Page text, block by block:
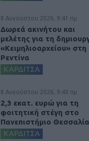
8 Αυγούστου 2026, 9:41 πμ
Δωρεά ακινήτου και
μελέτης για τη
«Κειμηλιοαρχείου» στη
Ρεντίνα
ΚΑΡΔΙΤΣΑ
8 Αυγούστου 2026, 9:40 πμ
2,3 εκατ. ευρώ για τη
φοιτητική στέγη στο
Πανεπιστήμιο
ΚΑΡΔΙΤΣΑ